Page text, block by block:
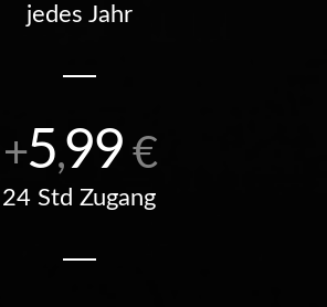
jedes Jahr
+5,99 €
24 Std Zugang